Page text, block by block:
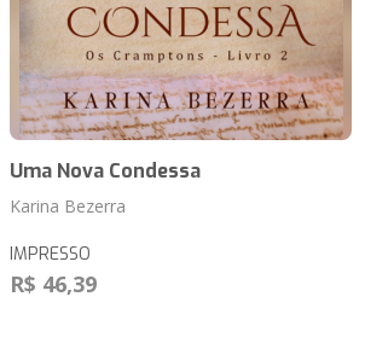
Uma Nova Condessa
Karina Bezerra
IMPRESSO
R$ 46,39